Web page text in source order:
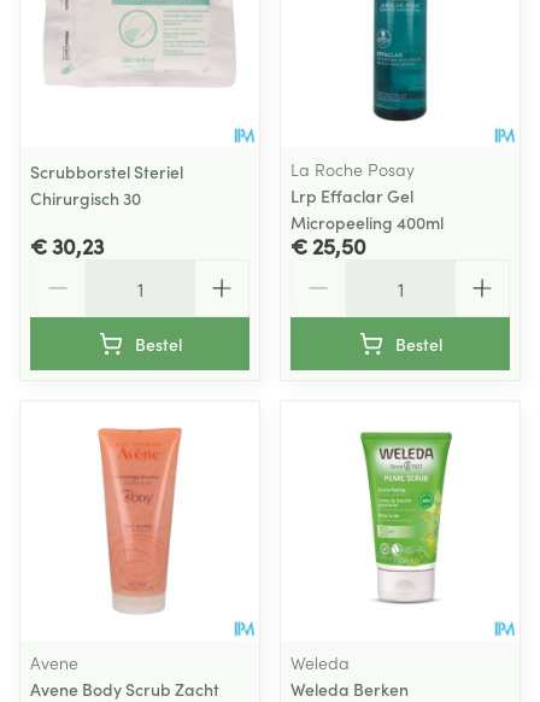
Scrubborstel Steriel
Chirurgisch 30
€ 30,23
Bestel
La Roche Posay
Lrp Effaclar Gel
Micropeeling 400ml
€ 25,50
Bestel
Avene
Avene Body Scrub Zacht
Weleda
Weleda Berken